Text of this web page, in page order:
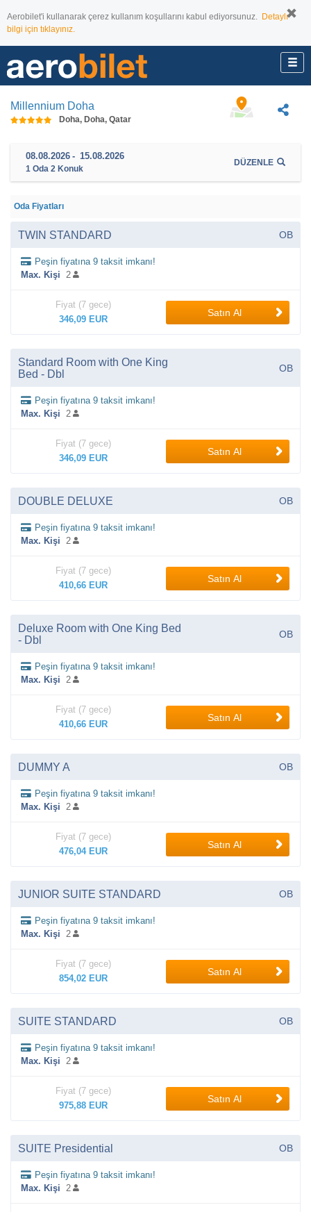
Aerobilet'i kullanarak çerez kullanım koşullarını kabul ediyorsunuz. Detaylı
bilgi için tıklayınız.
Millennium Doha
Doha, Doha, Qatar
08.08.2026 - 15.08.2026
1 Oda 2 Konuk
DÜZENLE
Oda Fiyatları
TWIN STANDARD OB
Peşin fiyatına 9 taksit imkanı!
Max. Kişi 2
Fiyat (7 gece)
346,09 EUR
Satın Al
Standard Room with One King
Bed - Dbl
OB
Peşin fiyatına 9 taksit imkanı!
Max. Kişi 2
Fiyat (7 gece)
346,09 EUR
Satın Al
DOUBLE DELUXE OB
Peşin fiyatına 9 taksit imkanı!
Max. Kişi 2
Fiyat (7 gece)
410,66 EUR
Satın Al
Deluxe Room with One King Bed
- Dbl
OB
Peşin fiyatına 9 taksit imkanı!
Max. Kişi 2
Fiyat (7 gece)
410,66 EUR
Satın Al
DUMMY A OB
Peşin fiyatına 9 taksit imkanı!
Max. Kişi 2
Fiyat (7 gece)
476,04 EUR
Satın Al
JUNIOR SUITE STANDARD OB
Peşin fiyatına 9 taksit imkanı!
Max. Kişi 2
Fiyat (7 gece)
854,02 EUR
Satın Al
SUITE STANDARD OB
Peşin fiyatına 9 taksit imkanı!
Max. Kişi 2
Fiyat (7 gece)
975,88 EUR
Satın Al
SUITE Presidential OB
Peşin fiyatına 9 taksit imkanı!
Max. Kişi 2